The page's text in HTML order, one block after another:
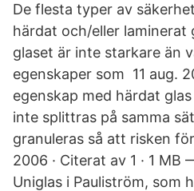
De flesta typer av
härdat och/eller laminerat
glaset är inte starkare än
egenskaper som 11 aug.
egenskap med härdat
inte splittras på samma
granuleras så att risken
2006 · Citerat av 1 · 1
Uniglas i Pauliström, som